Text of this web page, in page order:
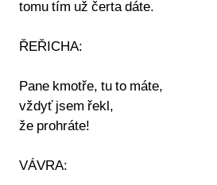
tomu tím už čerta dáte.
ŘEŘICHA:
Pane kmotře, tu to máte,
vždyť jsem řekl,
že prohráte!
VÁVRA: